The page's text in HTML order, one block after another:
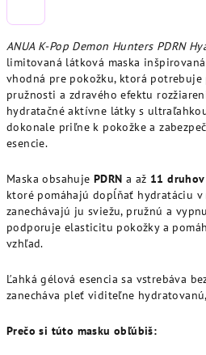
ANUA K-Pop Demon Hunters PDRN
limitovaná látková maska inšpirovaná
vhodná pre pokožku, ktorá
pružnosti a zdravého efektu
hydratačné aktívne látky s
dokonale priľne k pokožke a
esencie.
Maska obsahuje PDRN a až 11
ktoré pomáhajú dopĺňať hydratáciu v
zanechávajú ju sviežu, pružnú a
podporuje elasticitu pokožky a
vzhľad.
Ľahká gélová esencia sa vstrebáva
zanecháva pleť viditeľne
Prečo si túto masku obľúbiš: